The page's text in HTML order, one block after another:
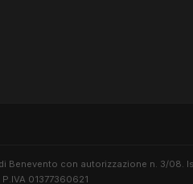
con autorizzazione n. 3/08.
P.IVA 01377360621